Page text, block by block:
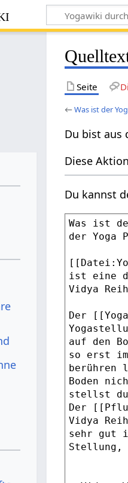
Seite
←Was ist der
Du bist aus
Diese
Du kannst